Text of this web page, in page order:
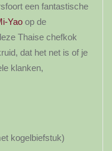
een fantastische
Yao op de
Thaise chefkok
dat het net is of je
klanken,
kogelbiefstuk)